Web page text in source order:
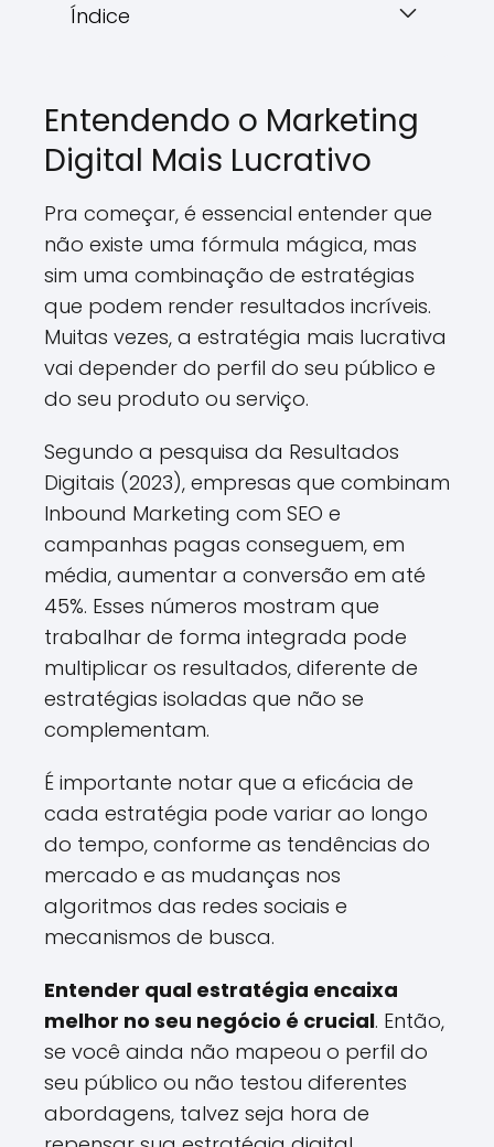
Índice
Entendendo o Marketing
Digital Mais Lucrativo
Pra começar, é essencial entender que
não existe uma fórmula mágica, mas
sim uma combinação de estratégias
que podem render resultados incríveis.
Muitas vezes, a estratégia mais lucrativa
vai depender do perfil do seu público e
do seu produto ou serviço.
Segundo a pesquisa da Resultados
Digitais (2023), empresas que combinam
Inbound Marketing com SEO e
campanhas pagas conseguem, em
média, aumentar a conversão em até
45%. Esses números mostram que
trabalhar de forma integrada pode
multiplicar os resultados, diferente de
estratégias isoladas que não se
complementam.
É importante notar que a eficácia de
cada estratégia pode variar ao longo
do tempo, conforme as tendências do
mercado e as mudanças nos
algoritmos das redes sociais e
mecanismos de busca.
Entender qual estratégia encaixa
melhor no seu negócio é crucial. Então,
se você ainda não mapeou o perfil do
seu público ou não testou diferentes
abordagens, talvez seja hora de